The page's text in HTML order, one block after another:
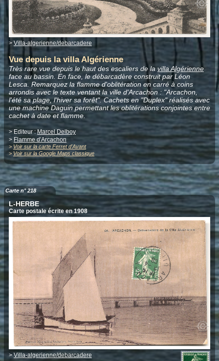
> Villa-algerienne/debarcadere
Vue depuis la villa Algérienne
Très rare vue depuis le haut des escaliers de la villa Algérienne
face au bassin. En face, le débarcadère construit par Léon
Lesca. Remarquez la flamme d'oblitération en carré à coins
arrondis avec le texte ventant la ville d'Arcachon : "Arcachon,
l'été sa plage, l'hiver sa forêt". Cachets en "Duplex" réalisés avec
une machine Daguin permettant les oblitérations conjointes entre
cachet à date et flamme.
> Editeur :Marcel Delboy
> Flamme d'Arcachon
>Voir sur la carte Ferret d'Avant
>Voir sur la Google Maps classique
Carte n° 218
L-HERBE
Carte postale écrite en 1908
>Villa-algerienne/debarcadere